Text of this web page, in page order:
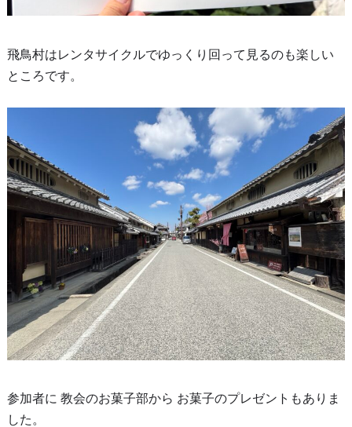
飛鳥村はレンタサイクルでゆっくり回って見るのも楽しい
ところです。
参加者に 教会のお菓子部から お菓子のプレゼントもありま
した。